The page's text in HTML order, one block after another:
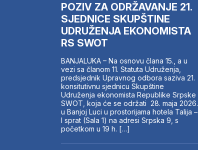
POZIV ZA ODRŽAVANJE 21.
SJEDNICE SKUPŠTINE
UDRUŽENJA EKONOMISTA
RS SWOT
BANJALUKA – Na osnovu člana 15., a u
vezi sa članom 11. Statuta Udruženja,
predsjednik Upravnog odbora saziva 21.
konsitutivnu sjednicu Skupštine
Udruženja ekonomista Republike Srpske
SWOT, koja će se održati 28. maja 2026.
u Banjoj Luci u prostorijama hotela Talija –
I sprat (Sala 1) na adresi Srpska 9, s
početkom u 19 h. […]